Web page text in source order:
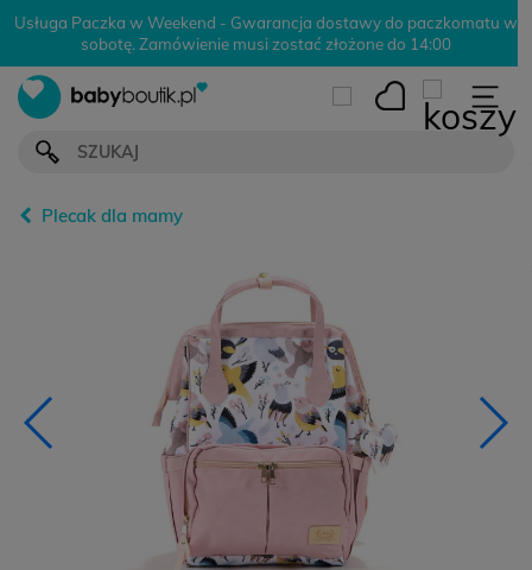
Usługa Paczka w Weekend - Gwarancja dostawy do paczkomatu w
sobotę. Zamówienie musi zostać złożone do 14:00
Plecak dla mamy